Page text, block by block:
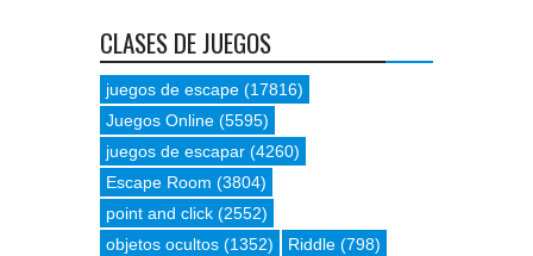
CLASES DE JUEGOS
juegos de escape (17816)
Juegos Online (5595)
juegos de escapar (4260)
Escape Room (3804)
point and click (2552)
objetos ocultos (1352) Riddle (798)